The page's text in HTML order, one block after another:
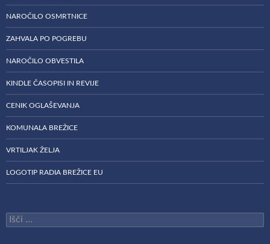
NAROČILO OSMRTNICE
ZAHVALA PO POGREBU
NAROČILO OBVESTILA
KINDLE ČASOPISI IN REVIJE
CENIK OGLAŠEVANJA
KOMUNALA BREŽICE
VRTILJAK ŽELJA
LOGOTIP RADIA BREŽICE EU
Išči: